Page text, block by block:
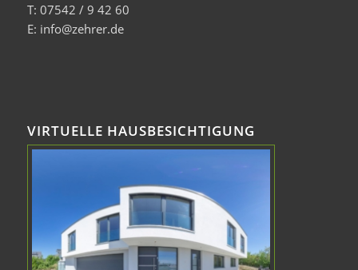
T: 07542 / 9 42 60
E: info@zehrer.de
VIRTUELLE HAUSBESICHTIGUNG